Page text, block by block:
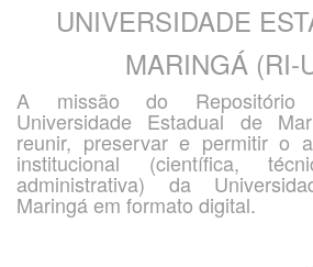
UNIVERSIDADE
MARINGÁ (RI-
A missão do Repositório
Universidade Estadual de
reunir, preservar e permitir o
institucional (científica,
administrativa) da
Maringá em formato digital.